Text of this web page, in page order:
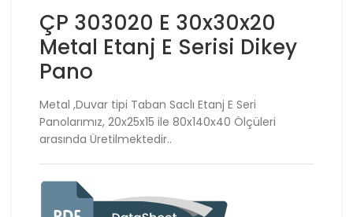
ÇP 303020 E 30x30x20
Metal Etanj E Serisi Dikey
Pano
Metal ,Duvar tipi Taban Saclı Etanj E Seri
Panolarımız, 20x25x15 ile 80x140x40 Ölçüleri
arasında Üretilmektedir..